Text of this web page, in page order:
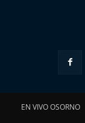
EN VIVO OSORNO